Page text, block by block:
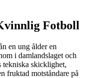
Fotboll
en ung ålder en
i damlandslaget och
tekniska skicklighet,
fruktad motståndare på